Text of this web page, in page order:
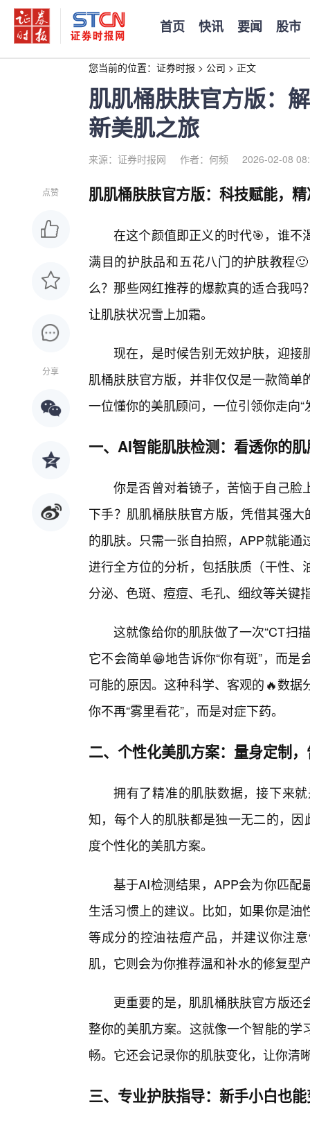
首页 快讯 要闻 股市
您当前的位置： 证券时报 > 公司 > 正文
肌肌桶肤肤官方版：
新美肌之旅
来源：证券时报网 作者：何频 2026-02-08
点赞
分享
肌肌桶肤肤官方版：科技赋能，
在这个颜值即正义的时代🎯，谁不
满目的护肤品和五花八门的护肤教程
么？那些网红推荐的爆款真的适合我
让肌肤状况雪上加霜。
现在，是时候告别无效护肤，迎接
肌桶肤肤官方版，并非仅仅是一款简
一位懂你的美肌顾问，一位引领你走向“
一、AI智能肌肤检测：看透你的
你是否曾对着镜子，苦恼于自己脸
下手？肌肌桶肤肤官方版，凭借其强
的肌肤。只需一张自拍照，APP就能
进行全方位的分析，包括肤质（干性
分泌、色斑、痘痘、毛孔、细纹等关键
这就像给你的肌肤做了一次“CT扫
它不会简单😁地告诉你“你有斑”，而
可能的原因。这种科学、客观的🔥数
你不再“雾里看花”，而是对症下药。
二、个性化美肌方案：量身定制
拥有了精准的肌肤数据，接下来
知，每个人的肌肤都是独一无二的，
度个性化的美肌方案。
基于AI检测结果，APP会为你匹配
生活习惯上的建议。比如，如果你是
等成分的控油祛痘产品，并建议你注
肌，它则会为你推荐温和补水的修复型
更重要的是，肌肌桶肤肤官方版
整你的美肌方案。这就像一个智能的
畅。它还会记录你的肌肤变化，让你清
三、专业护肤指导：新手小白也